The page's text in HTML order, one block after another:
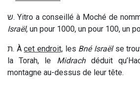
ש. Yitro a conseillé à Moché de
Israël, un pour 1000, un pour 100, un
ת. Àcet endroit, les Bné Israëlse
la Torah, le Midrachdéduit
montagne au-dessus de leur tête.